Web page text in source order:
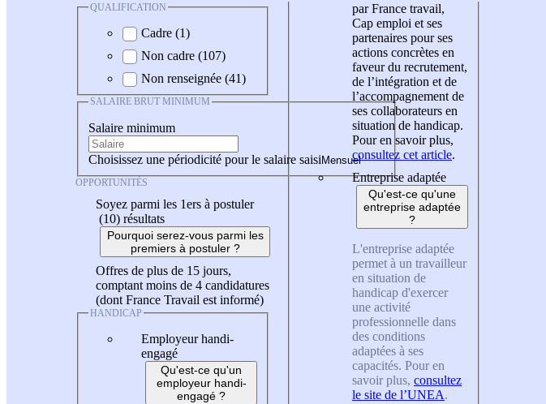
QUALIFICATION
Cadre (1)
Non cadre (107)
Non renseignée (41)
SALAIRE BRUT MINIMUM
Salaire minimum
Choisissez une périodicité pour le salaire saisi
OPPORTUNITÉS
Soyez parmi les 1ers à postuler
(10) résultats
Pourquoi serez-vous parmi les
premiers à postuler ?
Offres de plus de 15 jours,
comptant moins de 4 candidatures
(dont France Travail est informé)
HANDICAP
Employeur handi-
engagé
Qu'est-ce qu'un
employeur handi-
engagé ?
par France travail,
Cap emploi et ses
partenaires pour ses
actions concrètes en
faveur du recrutement,
de l’intégration et de
l’accompagnement de
ses collaborateurs en
situation de handicap.
Pour en savoir plus,
consultez cet article.
Entreprise adaptée
Qu'est-ce qu'une
entreprise adaptée
?
L'entreprise adaptée
permet à un travailleur
en situation de
handicap d'exercer
une activité
professionnelle dans
des conditions
adaptées à ses
capacités. Pour en
savoir plus, consultez
le site de l’UNEA.